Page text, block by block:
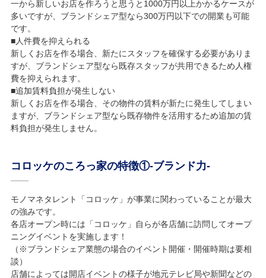
一から新しいお店を作ろうと思うと1000万円以上かかるケースが
多いですが、ブランドシェア型なら300万円以下での開業も可能
です。
■人件費を抑えられる
新しくお店を作る場合、新たにスタッフを確保する必要がありま
すが、ブランドシェア型なら既存スタッフが共用できるため人権
費を抑えられます。
■追加賃料負担が発生しない
新しくお店を作る場合、その物件の賃料が新たに発生してしまい
ますが、ブランドシェア型なら既存物件を活用するため追加の賃
料負担が発生しません。
コロッケのころっ家の特徴①-ブランド力-
モノマネタレント「コロッケ」が事業に関わっていることが最大
の強みです。
各店オープン時には「コロッケ」自らが各店舗に訪問してオープ
ニングイベントを実施します！
（※ブランドシェア業態の場合のイベント開催・開催時期は要相
談）
店舗によっては開店イベントの様子が地元テレビ局や新聞などの